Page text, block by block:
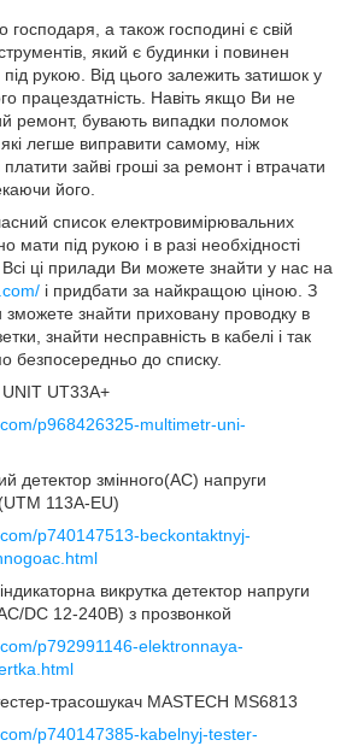
господаря, а також господині є свій
який є будинки і повинен
рукою. Від цього залежить затишок у
працездатність. Навіть якщо Ви не
ремонт, бувають випадки поломок
легше виправити самому, ніж
зайві гроші за ремонт і втрачати
його.
список електровимірювальних
мати під рукою і в разі необхідності
ці прилади Ви можете знайти у нас на
і придбати за найкращою ціною. З
знайти приховану проводку в
знайти несправність в кабелі і так
безпосередньо до списку.
UT33A+
p968426325-multimetr-uni-
детектор змінного(AC) напруги
113A-EU)
p740147513-beckontaktnyj-
викрутка детектор напруги
DC 12-240В) з прозвонкой
p792991146-elektronnaya-
трасошукач MASTECH MS6813
p740147385-kabelnyj-tester-